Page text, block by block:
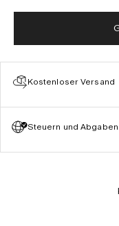
Kostenloser Versand
Steuern und